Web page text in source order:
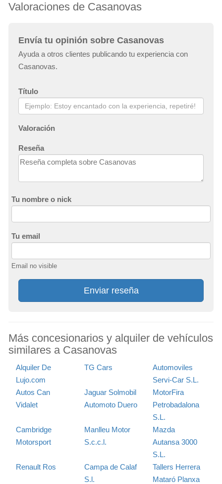
Valoraciones de Casanovas
Envía tu opinión sobre Casanovas
Ayuda a otros clientes publicando tu experiencia con
Casanovas.
Título
Valoración
Reseña
Tu nombre o nick
Tu email
Email no visible
Enviar reseña
Más concesionarios y alquiler de vehículos
similares a Casanovas
Alquiler De
Lujo.com
TG Cars
Automoviles
Servi-Car S.L.
Autos Can
Vidalet
Jaguar Solmobil
MotorFira
Automoto Duero
Petrobadalona
S.L.
Cambridge
Motorsport
Manlleu Motor
S.c.c.l.
Mazda
Autansa 3000
S.L.
Renault Ros
Campa de Calaf
S.l.
Tallers Herrera
Mataró Planxa